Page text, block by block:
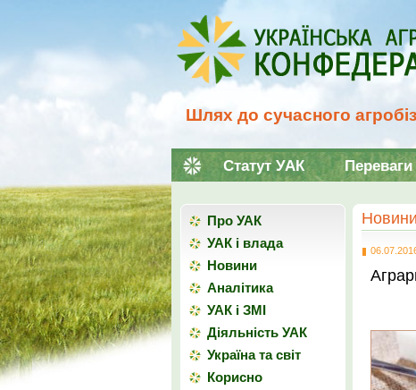
Шлях до сучасного
Статут УАК
Про УАК
УАК і влада
Новини
Аналітика
УАК і ЗМІ
Діяльність УАК
Україна та світ
Корисно